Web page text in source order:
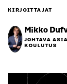
KIRJOITTAJAT
Mikko
JOHTAVA
KOULUTUS